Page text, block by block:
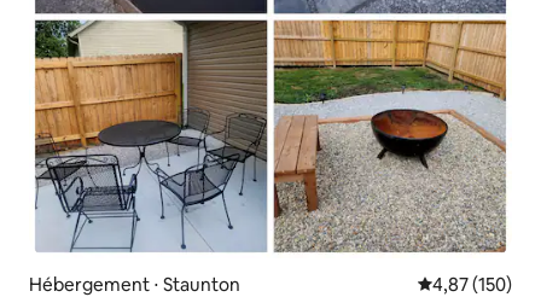
Hébergement ⋅ Staunton Évaluation
4,87 (150)